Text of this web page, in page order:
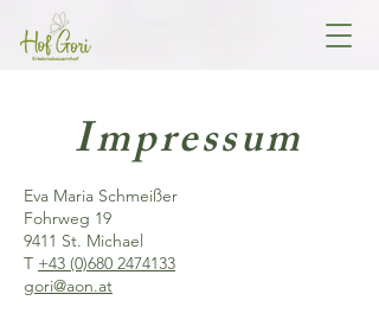
Impressum
Eva Maria Schmeißer
Fohrweg 19
9411 St. Michael
T +43 (0)680 2474133
gori@aon.at